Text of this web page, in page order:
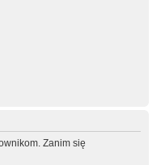
Zanim się